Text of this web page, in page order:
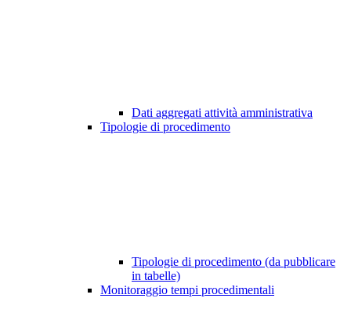
Dati aggregati attività amministrativa
Tipologie di procedimento
Tipologie di procedimento (da pubblicare
in tabelle)
Monitoraggio tempi procedimentali